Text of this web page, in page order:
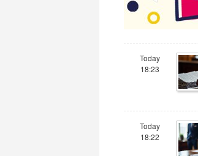
Today
18:23
Today
18:22